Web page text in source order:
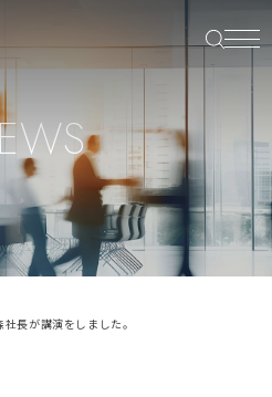
長が講演をしました。